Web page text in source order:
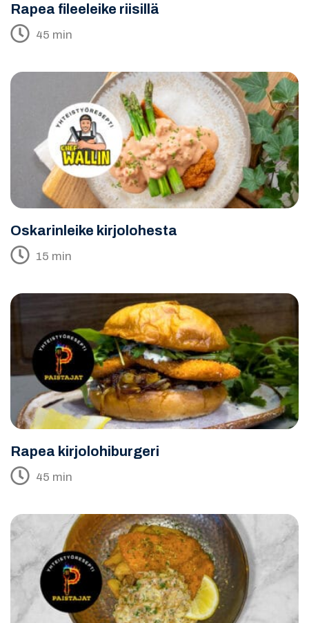
Rapea fileeleike riisillä
45 min
Oskarinleike kirjolohesta
15 min
Rapea kirjolohiburgeri
45 min